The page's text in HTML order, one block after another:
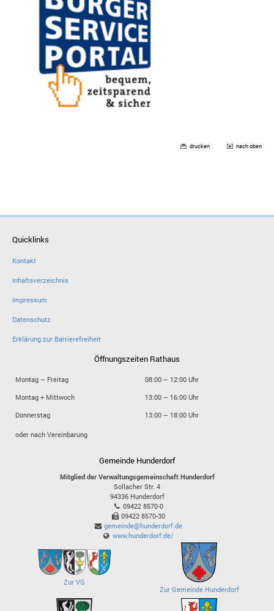
drucken nach oben
Quicklinks
Kontakt
Inhaltsverzeichnis
Impressum
Datenschutz
Erklärung zur Barrierefreiheit
Öffnungszeiten Rathaus
Montag – Freitag
08:00 – 12:00 Uhr
Montag + Mittwoch
13:00 – 16:00 Uhr
Donnerstag
13:00 – 18:00 Uhr
oder nach Vereinbarung
Gemeinde Hunderdorf
Mitglied der Verwaltungsgemeinschaft Hunderdorf
Sollacher Str. 4
94336 Hunderdorf
09422 8570-0
09422 8570-30
gemeinde@hunderdorf.de
www.hunderdorf.de/
Zur VG
Zur Gemeinde Hunderdorf